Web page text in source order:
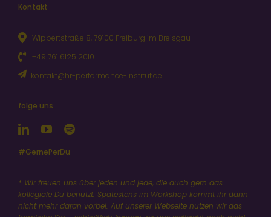
Kontakt
Wippertstraße 8, 79100 Freiburg im Breisgau
+49 761 6125 2010
kontakt@hr-performance-institut.de
folge uns
#GernePerDu
* Wir freuen uns über jeden und jede, die auch gern das
kollegiale Du benutzt. Spätestens im Workshop kommt ihr dann
nicht mehr daran vorbei. Auf unserer Webseite nutzen wir das